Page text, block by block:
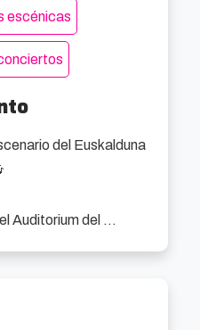
escénicas
del Euskalduna
Auditorium del
con música
y una historia